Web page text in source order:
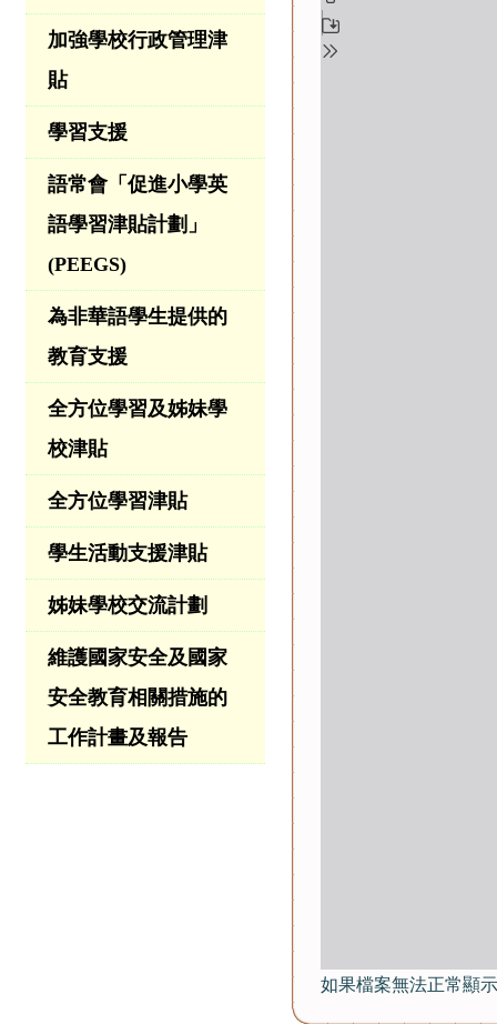
加強學校行政管理津
貼
學習支援
語常會「促進小學英
語學習津貼計劃」
(PEEGS)
為非華語學生提供的
教育支援
全方位學習及姊妹學
校津貼
全方位學習津貼
學生活動支援津貼
姊妹學校交流計劃
維護國家安全及國家
安全教育相關措施的
工作計畫及報告
如果檔案無法正常顯